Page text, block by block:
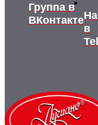
Группа в
ВКонтакте
в